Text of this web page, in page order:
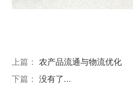
上篇： 农产品流通与物流优化
下篇： 没有了...